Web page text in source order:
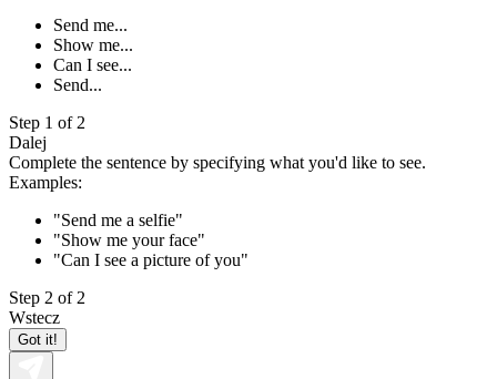
Send me...
Show me...
Can I see...
Send...
Step 1 of 2
Dalej
Complete the sentence by specifying what you'd like to see.
Examples:
"Send me a selfie"
"Show me your face"
"Can I see a picture of you"
Step 2 of 2
Wstecz
Got it!